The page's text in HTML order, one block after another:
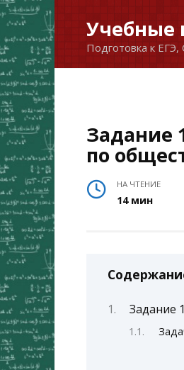
Перейти
содержанию
Учебные
Подготовка к ЕГЭ,
Задание
по
НА ЧТЕНИЕ
14 мин
Задание